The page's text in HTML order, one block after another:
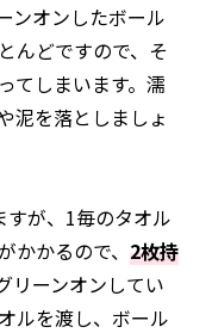
ンオンしたボール
んどですので、そ
てしまいます。濡
泥を落としましょ
が、1毎のタオル
かかるので、 2枚持
リーンオンしてい
ルを渡し、ボール